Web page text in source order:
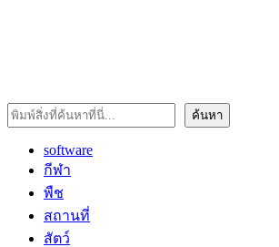
ค้นหา ค้นหา
software
กีฬา
พืช
สถานที่
สัตว์